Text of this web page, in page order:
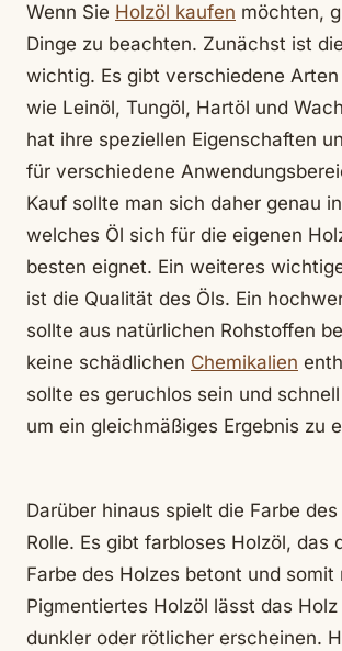
Wenn Sie Holzöl kaufen möchten,
Dinge zu beachten. Zunächst ist
wichtig. Es gibt verschiedene
wie Leinöl, Tungöl, Hartöl und
hat ihre speziellen Eigenschaften
für verschiedene
Kauf sollte man sich daher genau
welches Öl sich für die eigenen
besten eignet. Ein weiteres
ist die Qualität des Öls. Ein
sollte aus natürlichen Rohstoffen
keine schädlichen Chemikalien
sollte es geruchlos sein und
um ein gleichmäßiges Ergebnis zu
Darüber hinaus spielt die Farbe
Rolle. Es gibt farbloses Holzöl, das
Farbe des Holzes betont und
Pigmentiertes Holzöl lässt das Holz
dunkler oder rötlicher erscheinen.